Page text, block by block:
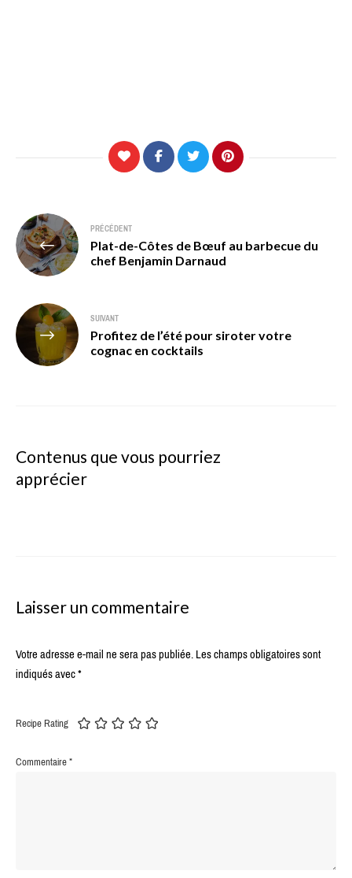
Navigation
de
l’article
PRÉCÉDENT
Plat-de-Côtes de Bœuf au barbecue du
chef Benjamin Darnaud
SUIVANT
Profitez de l’été pour siroter votre
cognac en cocktails
Contenus que vous pourriez
apprécier
Laisser un commentaire
Votre adresse e-mail ne sera pas publiée.Les champs obligatoires sont
indiqués avec*
Recipe Rating
Commentaire*